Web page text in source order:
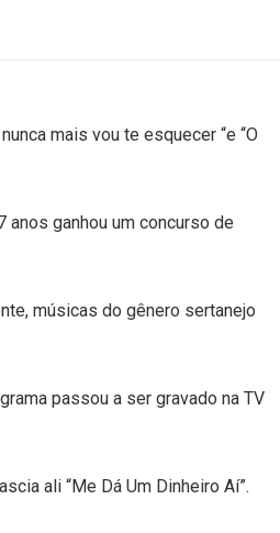
mais vou te esquecer “e “O
ganhou um concurso de
músicas do gênero sertanejo
passou a ser gravado na TV
ali “Me Dá Um Dinheiro Aí”.